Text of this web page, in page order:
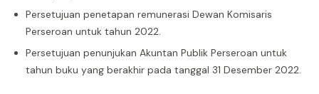
Persetujuan penetapan remunerasi Dewan Komisaris
Perseroan untuk tahun 2022.
Persetujuan penunjukan Akuntan Publik Perseroan untuk
tahun buku yang berakhir pada tanggal 31 Desember 2022.